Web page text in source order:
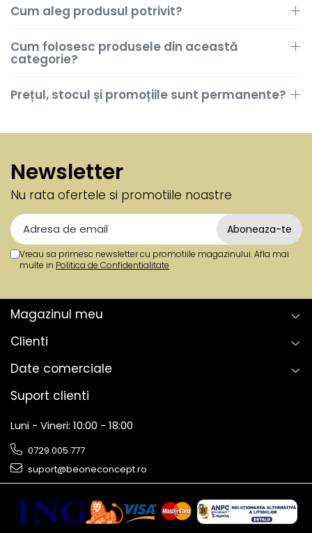
Cum aleg produsul potrivit?
Cum folosesc produsele din această
categorie?
Prețul, stocul și promoțiile sunt permanente?
Newsletter
Nu rata ofertele si promotiile noastre
Vreau sa primesc newsletter cu promotiile magazinului. Afla mai
multe in Politica de Confidentialitate
Magazinul meu
Clienti
Date comerciale
Suport clienti
Luni - Vineri: 10:00 - 18:00
0729.005.777
suport@beoneconcept.ro